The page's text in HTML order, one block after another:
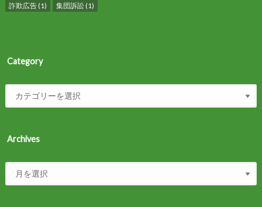
詐欺広告(1) 集団訴訟(1)
Category
Archives